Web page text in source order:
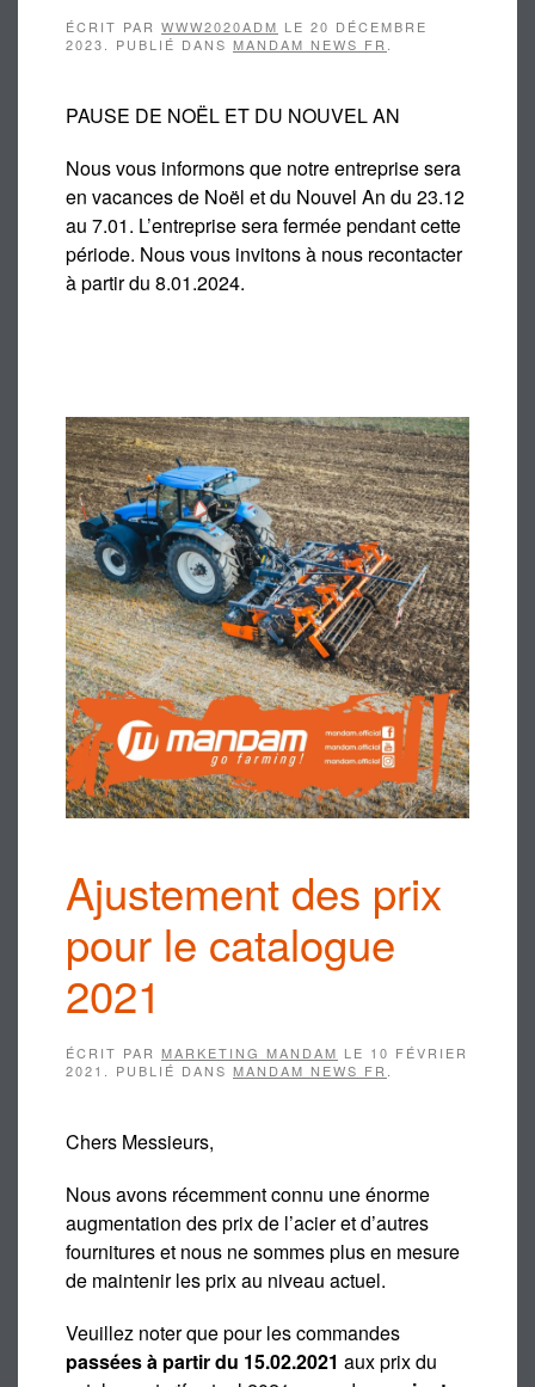
ÉCRIT PAR WWW2020ADM LE 20 DÉCEMBRE
2023
. PUBLIÉ DANS MANDAM NEWS FR
PAUSE DE NOËL ET DU NOUVEL AN
Nous vous informons que notre entreprise sera
en vacances de Noël et du Nouvel An du 23.12
au 7.01. L’entreprise sera fermée pendant cette
période. Nous vous invitons à nous recontacter
à partir du 8.01.2024.
Ajustement des prix
pour le catalogue
2021
ÉCRIT PAR MARKETING MANDAM LE 10 FÉVRIER
2021
. PUBLIÉ DANS MANDAM NEWS FR
Chers Messieurs,
Nous avons récemment connu une énorme
augmentation des prix de l’acier et d’autres
fournitures et nous ne sommes plus en mesure
de maintenir les prix au niveau actuel.
Veuillez noter que pour les commandes
passées à partir du 15.02.2021 aux prix du